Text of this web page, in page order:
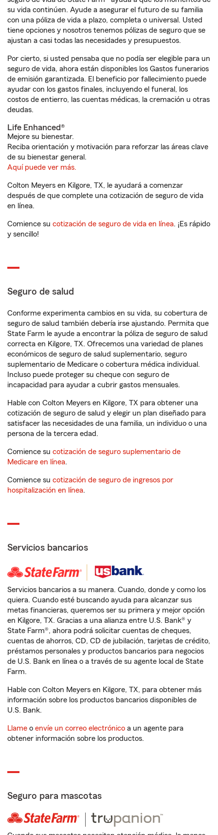
su vida continúen. Ayude a asegurar el futuro de su familia
con una póliza de vida a plazo, completa o universal. Usted
tiene opciones y nosotros tenemos pólizas de seguro que se
ajustan a casi todas las necesidades y presupuestos.
Por cierto, si usted pensaba que no podía ser elegible para un
seguro de vida, ahora están disponibles los Gastos funerarios
de emisión garantizada. El beneficio por fallecimiento puede
ayudar con los gastos finales, incluyendo el funeral, los
costos de entierro, las cuentas médicas, la cremación u otras
deudas.
Life Enhanced®
Mejore su bienestar.
Reciba orientación y motivación para reforzar las áreas clave
de su bienestar general.
Aquí puede ver más.
Colton Meyers en Kilgore, TX, le ayudará a comenzar
después de que complete una cotización de seguro de vida
en línea.
Comience su cotización de seguro de vida en línea. ¡Es rápido
y sencillo!
Seguro de salud
Conforme experimenta cambios en su vida, su cobertura de
seguro de salud también debería irse ajustando. Permita que
State Farm le ayude a encontrar la póliza de seguro de salud
correcta en Kilgore, TX. Ofrecemos una variedad de planes
económicos de seguro de salud suplementario, seguro
suplementario de Medicare o cobertura médica individual.
Incluso puede proteger su cheque con seguro de
incapacidad para ayudar a cubrir gastos mensuales.
Hable con Colton Meyers en Kilgore, TX para obtener una
cotización de seguro de salud y elegir un plan diseñado para
satisfacer las necesidades de una familia, un individuo o una
persona de la tercera edad.
Comience su cotización de seguro suplementario de
Medicare en línea.
Comience su cotización de seguro de ingresos por
hospitalización en línea.
Servicios bancarios
Servicios bancarios a su manera. Cuando, donde y como los
quiera. Cuando esté buscando ayuda para alcanzar sus
metas financieras, queremos ser su primera y mejor opción
en Kilgore, TX. Gracias a una alianza entre U.S. Bank® y
State Farm®, ahora podrá solicitar cuentas de cheques,
cuentas de ahorros, CD, CD de jubilación, tarjetas de crédito,
préstamos personales y productos bancarios para negocios
de U.S. Bank en línea o a través de su agente local de State
Farm.
Hable con Colton Meyers en Kilgore, TX, para obtener más
información sobre los productos bancarios disponibles de
U.S. Bank.
Llame o envíe un correo electrónico a un agente para
obtener información sobre los productos.
Seguro para mascotas